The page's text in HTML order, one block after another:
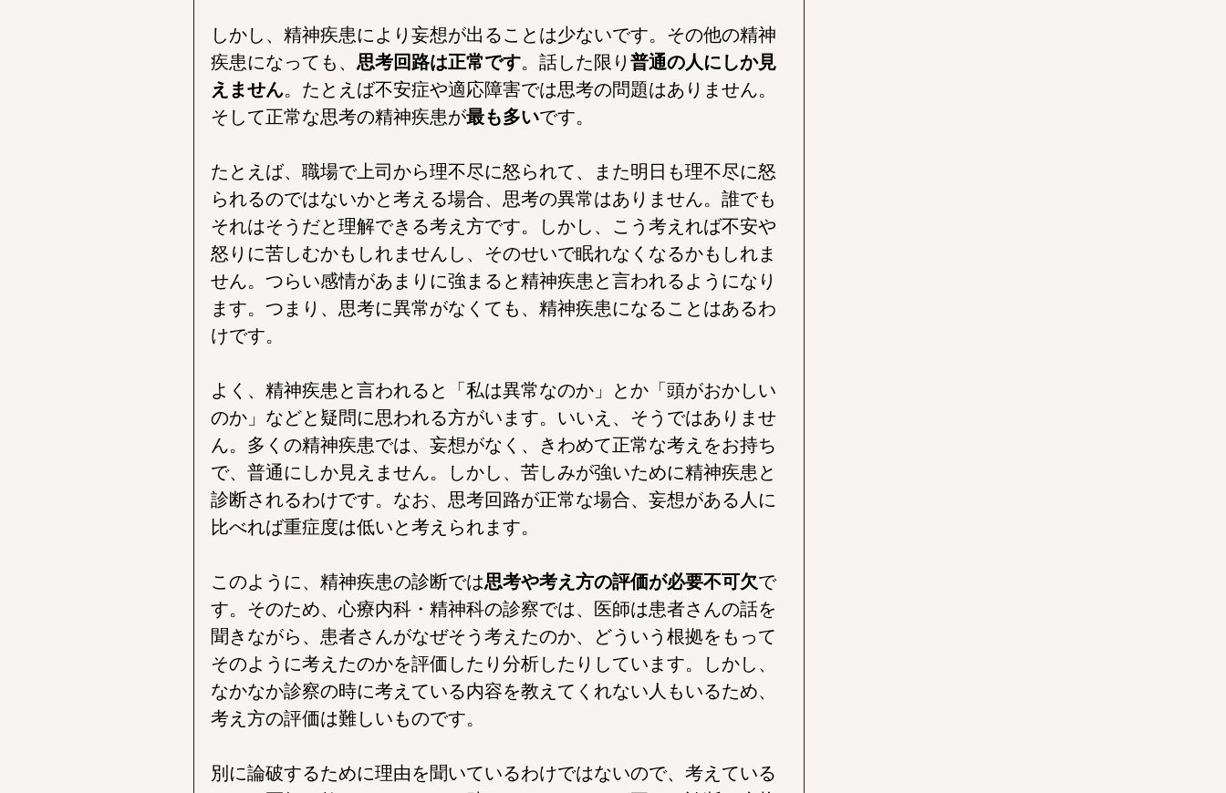
しかし、精神疾患により妄想が出ることは少ないです。その他の精神
疾患になっても、 思考回路は正常です。話した限り 普通の人にしか見
えません。たとえば不安症や適応障害では思考の問題はありません。
そして正常な思考の精神疾患が最も多いです。
たとえば、職場で上司から理不尽に怒られて、また明日も理不尽に怒
られるのではないかと考える場合、思考の異常はありません。誰でも
それはそうだと理解できる考え方です。しかし、こう考えれば不安や
怒りに苦しむかもしれませんし、そのせいで眠れなくなるかもしれま
せん。つらい感情があまりに強まると精神疾患と言われるようになり
ます。つまり、思考に異常がなくても、精神疾患になることはあるわ
けです。
よく、精神疾患と言われると「私は異常なのか」とか「頭がおかしい
のか」などと疑問に思われる方がいます。いいえ、そうではありませ
ん。多くの精神疾患では、妄想がなく、きわめて正常な考えをお持ち
で、普通にしか見えません。しかし、苦しみが強いために精神疾患と
診断されるわけです。なお、思考回路が正常な場合、妄想がある人に
比べれば重症度は低いと考えられます。
このように、精神疾患の診断では思考や考え方の評価が必要不可欠で
す。そのため、心療内科・精神科の診察では、医師は患者さんの話を
聞きながら、患者さんがなぜそう考えたのか、どういう根拠をもって
そのように考えたのかを評価したり分析したりしています。しかし、
なかなか診察の時に考えている内容を教えてくれない人もいるため、
考え方の評価は難しいものです。
別に論破するために理由を聞いているわけではないので、考えている